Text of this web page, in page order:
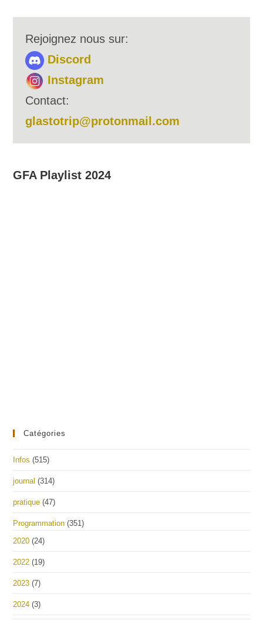
Rejoignez nous sur:
Discord
Instagram
Contact:
glastotrip@protonmail.com
GFA Playlist 2024
Catégories
Infos (515)
journal (314)
pratique (47)
Programmation (351)
2020 (24)
2022 (19)
2023 (7)
2024 (3)